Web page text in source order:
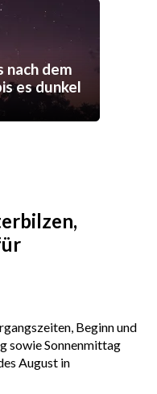
nach dem
es dunkel
Beginn und
sowie Sonnenmittag
August in